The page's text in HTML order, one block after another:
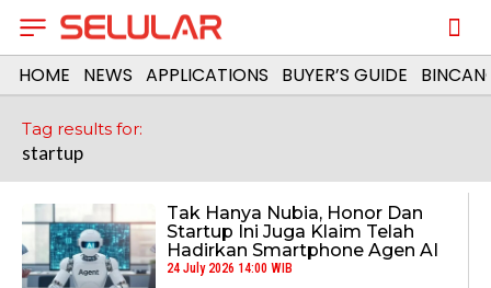
HOME NEWS APPLICATIONS BUYER’S GUIDE
Tag results for:
startup
Tak Hanya Nubia, Honor Dan
Startup Ini Juga Klaim Telah
Hadirkan Smartphone Agen AI
24 July 2026 14:00 WIB